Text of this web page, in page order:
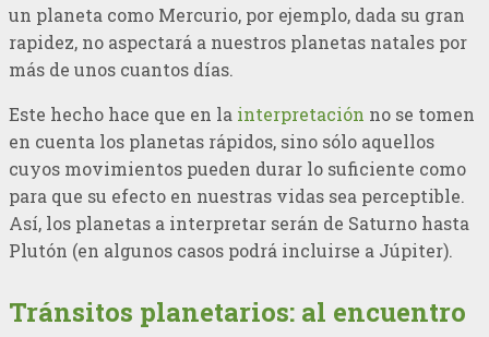
un planeta como Mercurio, por ejemplo, dada su gran
rapidez, no aspectará a nuestros planetas natales por
más de unos cuantos días.
Este hecho hace que en la interpretación no se tomen
en cuenta los planetas rápidos, sino sólo aquellos
cuyos movimientos pueden durar lo suficiente como
para que su efecto en nuestras vidas sea perceptible.
Así, los planetas a interpretar serán de Saturno hasta
Plutón (en algunos casos podrá incluirse a Júpiter).
Tránsitos planetarios: al encuentro